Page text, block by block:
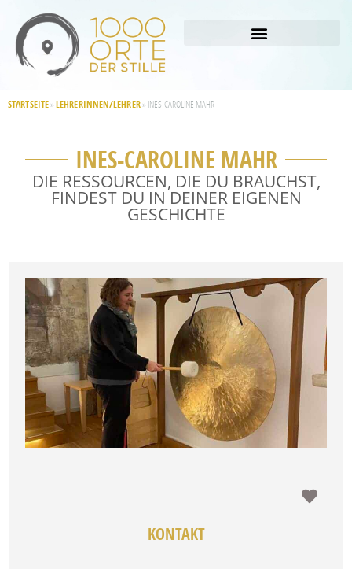
STARTSEITE » LEHRERINNEN/LEHRER» INES-CAROLINE MAHR
INES-CAROLINE MAHR
DIE RESSOURCEN, DIE DU BRAUCHST,
FINDEST DU IN DEINER EIGENEN
GESCHICHTE
KONTAKT